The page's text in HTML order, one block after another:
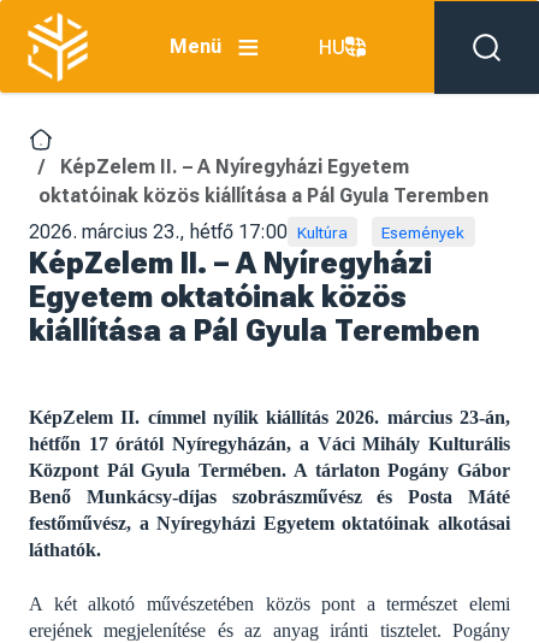
Ugrás a tartalomra
Menü
HU
KépZelem II. – A Nyíregyházi Egyetem
oktatóinak közös kiállítása a Pál Gyula Teremben
2026. március 23., hétfő 17:00 Kultúra Események
KépZelem II. – A Nyíregyházi
Egyetem oktatóinak közös
kiállítása a Pál Gyula Teremben
KépZelem II. címmel nyílik kiállítás 2026. március 23-án,
hétfőn 17 órától Nyíregyházán, a Váci Mihály Kulturális
Központ Pál Gyula Termében. A tárlaton Pogány Gábor
Benő Munkácsy-díjas szobrászművész és Posta Máté
festőművész, a Nyíregyházi Egyetem oktatóinak alkotásai
láthatók.
A két alkotó művészetében közös pont a természet elemi
erejének megjelenítése és az anyag iránti tisztelet. Pogány